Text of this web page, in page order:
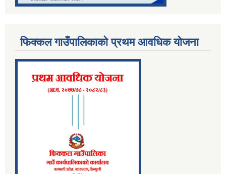
फिक्कल गाउँपालिकाको प्रथम आवधिक योजना